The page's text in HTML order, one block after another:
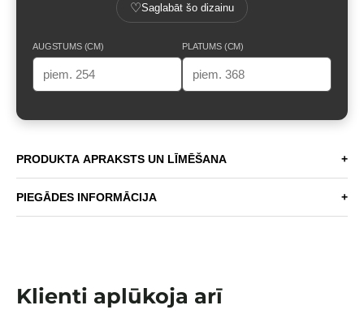
♡Saglabāt šo dizainu
AUGSTUMS (CM) PLATUMS (CM)
PRODUKTA APRAKSTS UN LĪMĒŠANA +
PIEGĀDES INFORMĀCIJA +
Klienti aplūkoja arī